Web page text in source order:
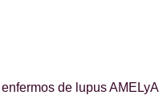
de lupus AMELyA